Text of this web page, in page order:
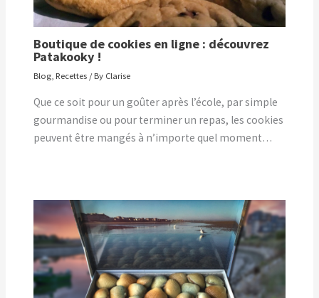
Boutique de cookies en ligne : découvrez
Patakooky !
Blog ,Recettes / By Clarise
Que ce soit pour un goûter après l’école, par simple
gourmandise ou pour terminer un repas, les cookies
peuvent être mangés à n’importe quel moment…